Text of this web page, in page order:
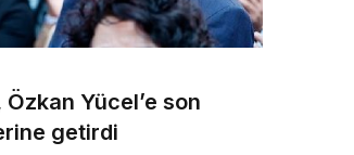
Yücel’e son
getirdi